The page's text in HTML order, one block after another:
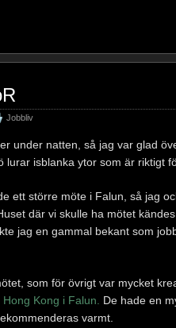
Jobbliv
under natten, så jag var glad
lurar isblanka ytor som är riktigt
ett större möte i Falun, så jag
där vi skulle ha mötet
jag en gammal bekant som
som för övrigt var mycket
Kong i Falun.
De hade en
varmt.